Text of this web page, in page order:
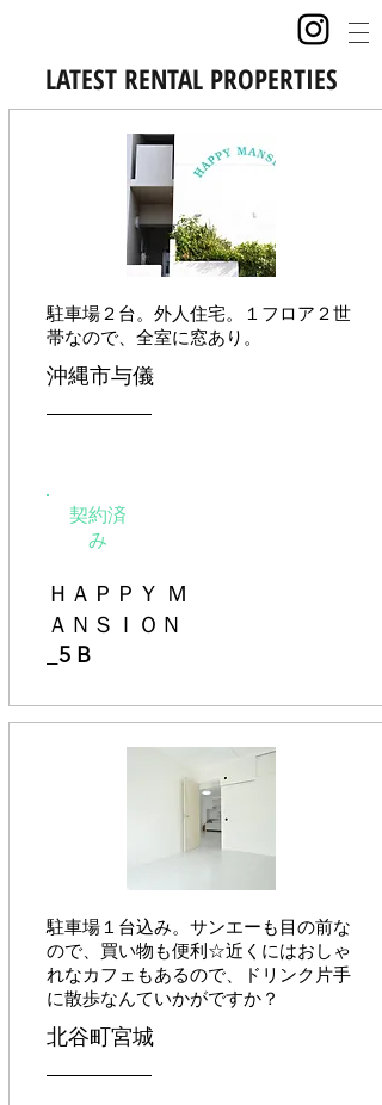
LATEST RENTAL PROPERTIES
​駐車場２台。外人住宅。１フロア２世
帯なので、全室に窓あり。
沖縄市与儀
契約済
み
ＨＡＰＰＹ Ｍ
ＡＮＳＩＯＮ
5 B
​駐車場１台込み。サンエーも目の前な
ので、買い物も便利☆近くにはおしゃ
れなカフェもあるので、ドリンク片手
に散歩なんていかがですか？
北谷町宮城